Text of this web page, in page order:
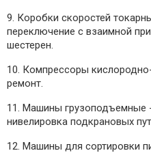
9. Коробки скоростей
переключение с взаимной
шестерен.
10. Компрессоры
ремонт.
11. Машины грузоподъемные
нивелировка подкрановых
12. Машины для сортировки